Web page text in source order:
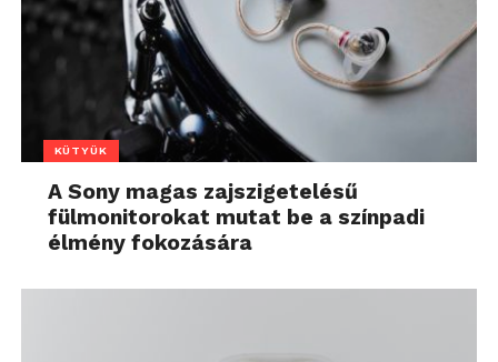
KÜTYÜK
A Sony magas zajszigetelésű
fülmonitorokat mutat be a színpadi
élmény fokozására